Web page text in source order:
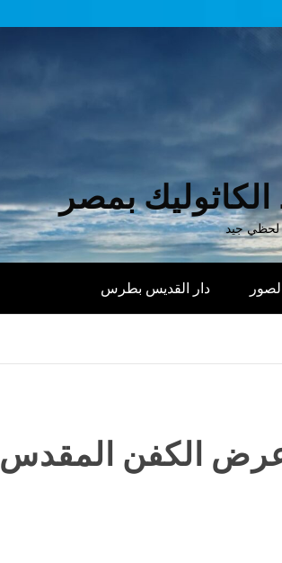
الكاثوليك بمصر
لحظي جيد
دار القديس بطرس
عرض الكفن المقدس